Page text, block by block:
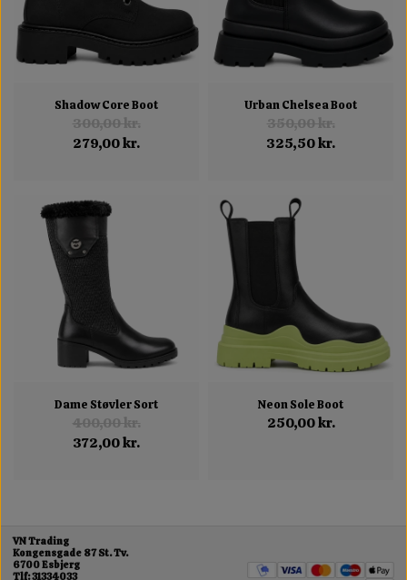
Shadow Core Boot
300,00 kr.
279,00 kr.
Urban Chelsea Boot
350,00 kr.
325,50 kr.
Dame Støvler Sort
400,00 kr.
372,00 kr.
Neon Sole Boot
250,00 kr.
VN Trading
Kongensgade 87 St. Tv.
6700 Esbjerg
Tlf: 31334033